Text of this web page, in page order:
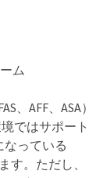
ム
、AFF、ASA）
ではサポート
なっている
す。ただし、